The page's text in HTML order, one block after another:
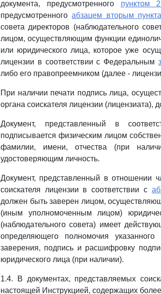
документа, предусмотренного пунктом
предусмотренногоабзацем вторым
совета директоров (наблюдательного
лицом, осуществляющим функции
или юридического лица, которое уже
лицензии в соответствии с Федеральным
либо его правопреемником (далее -
При наличии печати подпись лица,
органа соискателя лицензии (лицензиата),
Документ, представленный в
подписывается физическим лицом
фамилии, имени, отчества (при
удостоверяющим личность.
Документ, представленный в отношении
соискателя лицензии в соответствии с
должен быть заверен лицом,
(иным уполномоченным лицом)
(наблюдательного совета) имеет
определяющего полномочия
заверения, подпись и расшифровку
юридического лица (при наличии).
1.4. В документах, представляемых
настоящей Инструкцией, содержащих